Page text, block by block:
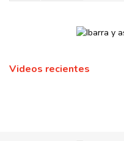
Videos recientes